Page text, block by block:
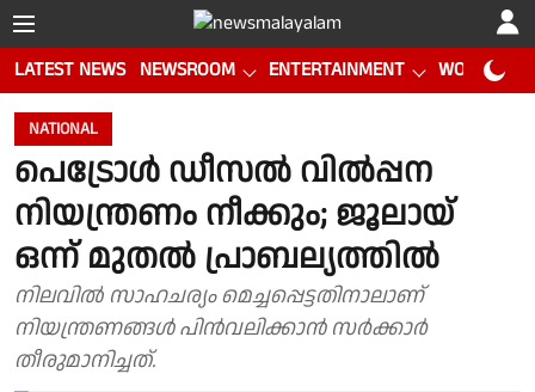
LATEST NEWS NEWSROOM ENTERTAINMENT WORLD CUP
NATIONAL
പെട്രോൾ ഡീസൽ വിൽപ്പന
നിയന്ത്രണം നീക്കും; ജൂലായ്
ഒന്ന് മുതൽ പ്രാബല്യത്തിൽ
നിലവിൽ സാഹചര്യം മെച്ചപ്പെട്ടതിനാലാണ്
നിയന്ത്രണങ്ങൾ പിൻവലിക്കാൻ സർക്കാർ
തീരുമാനിച്ചത്.